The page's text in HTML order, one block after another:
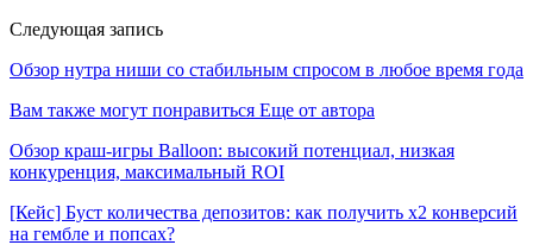
Следующая запись
Обзор нутра ниши со стабильным спросом в любое время года
Вам также могут понравиться Еще от автора
Обзор краш-игры Balloon: высокий потенциал, низкая
конкуренция, максимальный ROI
[Кейс] Буст количества депозитов: как получить х2 конверсий
на гембле и попсах?